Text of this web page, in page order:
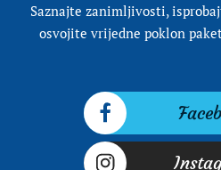
Saznajte zanimljivosti,
osvojite vrijedne poklon